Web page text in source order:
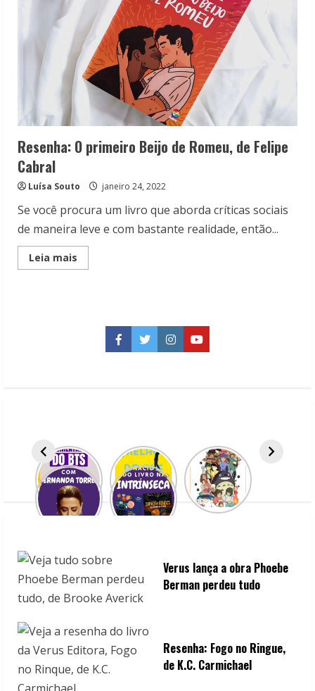
Resenha: O primeiro Beijo de Romeu, de Felipe
Cabral
Luísa Souto janeiro 24, 2022
Se você procura um livro que aborda críticas sociais
de maneira leve e com bastante realidade, então...
Leia mais
more
Felipe
Facebook
TwitterInstagramYouTube
Verus lança a obra Phoebe
Berman perdeu tudo
Resenha: Fogo no Ringue,
de K.C. Carmichael